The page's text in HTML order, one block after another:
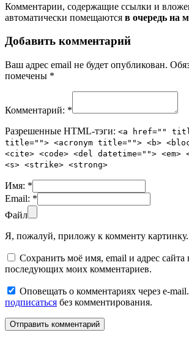
Комментарии, содержащие ссылки и
автоматически помещаются в очередь на
Добавить комментарий
Ваш адрес email не будет опубликован.
помечены *
Комментарий: *
Разрешенные HTML-тэги: <a href=""
title=""> <acronym title=""> <b>
<cite> <code> <del datetime="">
<s> <strike> <strong>
Имя: *
Email: *
Файл
Я, пожалуй, приложу к комменту картинку.
Сохранить моё имя, email и адрес сайта
последующих моих комментариев.
Оповещать о комментариях через e-
подписаться без комментирования.